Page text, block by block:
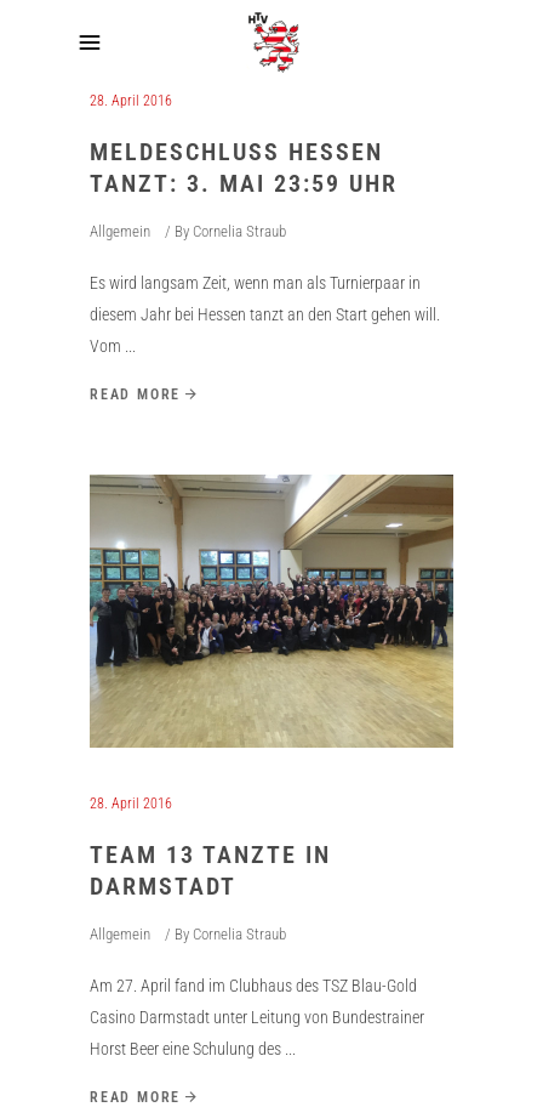
28. April 2016
MELDESCHLUSS HESSEN
TANZT: 3. MAI 23:59 UHR
Allgemein By Cornelia Straub
Es wird langsam Zeit, wenn man als Turnierpaar in
diesem Jahr bei Hessen tanzt an den Start gehen will.
Vom
READ MORE
28. April 2016
TEAM 13 TANZTE IN
DARMSTADT
Allgemein By Cornelia Straub
Am 27. April fand im Clubhaus des TSZ Blau-Gold
Casino Darmstadt unter Leitung von Bundestrainer
Horst Beer eine Schulung des
READ MORE